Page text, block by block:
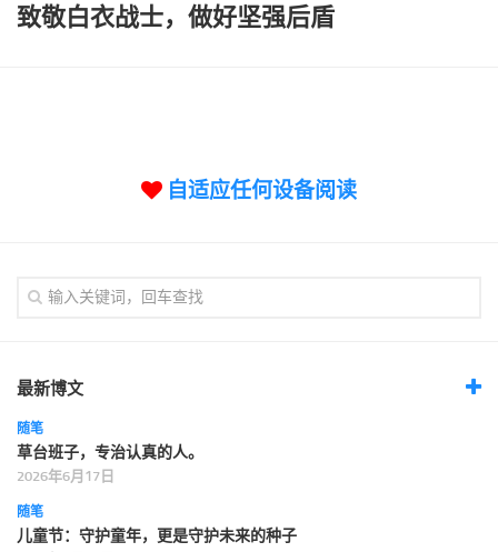
致敬白衣战士，做好坚强后盾
自适应任何设备阅读
最新博文
随笔
草台班子，专治认真的人。
2026年6月17日
随笔
儿童节：守护童年，更是守护未来的种子